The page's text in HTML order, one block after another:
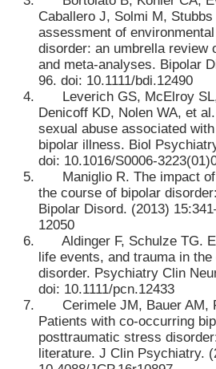
Caballero J, Solmi M,
assessment of
disorder: an umbrella review
and meta-analyses. Bipolar
96. doi: 10.1111/bdi.12490
Leverich GS, McElroy
Denicoff KD, Nolen WA, et
sexual abuse associated
bipolar illness. Biol
doi: 10.1016/S0006-
Maniglio R. The impact
the course of bipolar
Bipolar Disord. (2013)
12050
Aldinger F, Schulze TG.
life events, and trauma in
disorder. Psychiatry Clin
doi: 10.1111/pcn.12433
Cerimele JM, Bauer AM,
Patients with co-occurring
posttraumatic stress
literature. J Clin Psychiatry.